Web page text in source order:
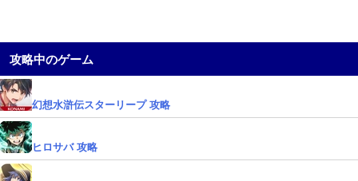
攻略中のゲーム
幻想水滸伝スターリープ 攻略
ヒロサバ 攻略